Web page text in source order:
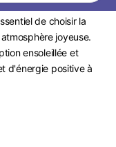
des fêtes
de choisir la
joyeuse.
ensoleillée et
d'énergie positive à